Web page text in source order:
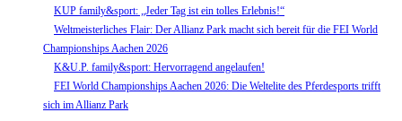
KUP family&sport: „Jeder Tag ist ein tolles Erlebnis!“
Weltmeisterliches Flair: Der Allianz Park macht sich bereit für die FEI World
Championships Aachen 2026
K&U.P. family&sport: Hervorragend angelaufen!
FEI World Championships Aachen 2026: Die Weltelite des Pferdesports trifft
sich im Allianz Park